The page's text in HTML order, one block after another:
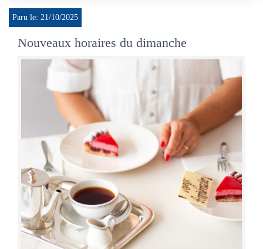
Paru le: 21/10/2025
Nouveaux horaires du dimanche